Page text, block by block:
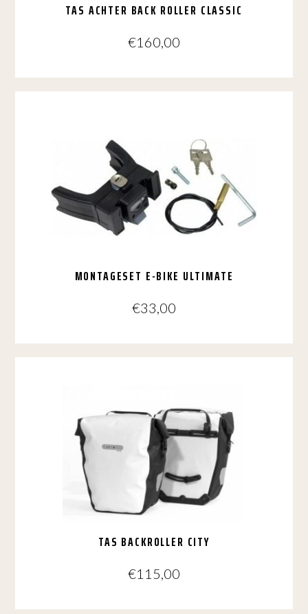
TAS ACHTER BACK ROLLER CLASSIC
€160,00
MONTAGESET E-BIKE ULTIMATE
€33,00
TAS BACKROLLER CITY
€115,00